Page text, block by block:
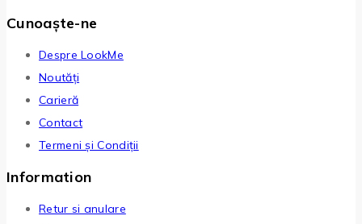
Cunoaște-ne
Despre LookMe
Noutăți
Carieră
Contact
Termeni și Condiții
Information
Retur si anulare